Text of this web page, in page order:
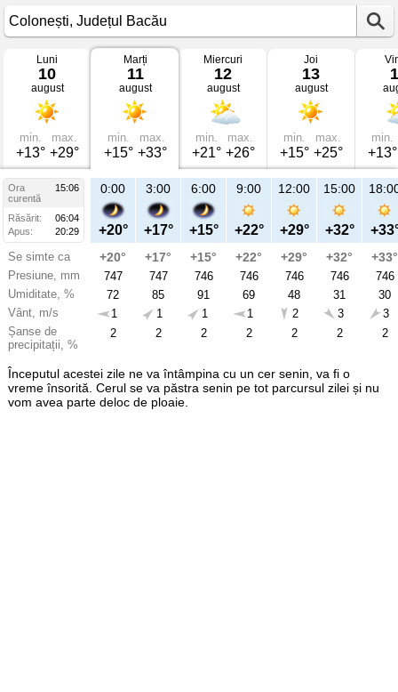
Vremea
Colonești
mâine
Județul
Bacău
Luni
10
august
min.
+13°
max.
+29°
Marți
11
august
min.
+15°
max.
+33°
Miercuri
12
august
min.
+21°
max.
+26°
Joi
13
august
min.
+15°
max.
+25°
min.
+13°
Ora
15:06
curentă
Răsărit:
06:04
Apus:
20:29
Se simte ca
Presiune, mm
Umiditate, %
Vânt, m/s
Șanse de
precipitații, %
21:00
+23°
+23°
747
59
2
2
Ma
aug
0:00
+20°
+20°
747
72
1
2
3:00
+17°
+17°
747
85
1
2
6:00
+15°
+15°
746
91
1
2
9:00
+22°
+22°
746
69
1
2
12:00
+29°
+29°
746
48
2
2
15:00
+32°
+32°
746
31
3
2
+33°
746
30
3
2
Începutul acestei zile ne va întâmpina cu un cer senin, va fi o
vreme însorită. Cerul se va păstra senin pe tot parcursul zilei și nu
vom avea parte deloc de ploaie.